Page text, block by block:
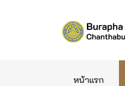
หน้าแรก